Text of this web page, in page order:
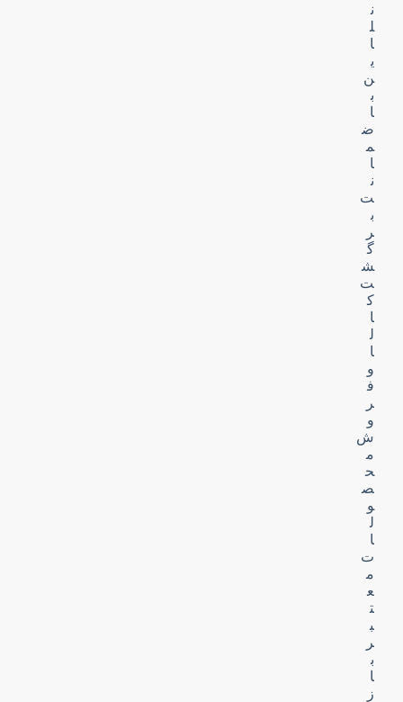
ن
ل
ا
ی
ن
ب
ا
ض
م
ا
ن
ت
ب
ر
گ
ش
ت
ک
ا
ل
ا
و
ف
ر
و
ش
م
ح
ص
و
ل
ا
ت
م
ع
ت
ب
ر
ب
ا
ز